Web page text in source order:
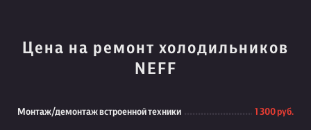
Цена на ремонт холодильников
NEFF
Монтаж/демонтаж встроенной техники 1 300 руб.